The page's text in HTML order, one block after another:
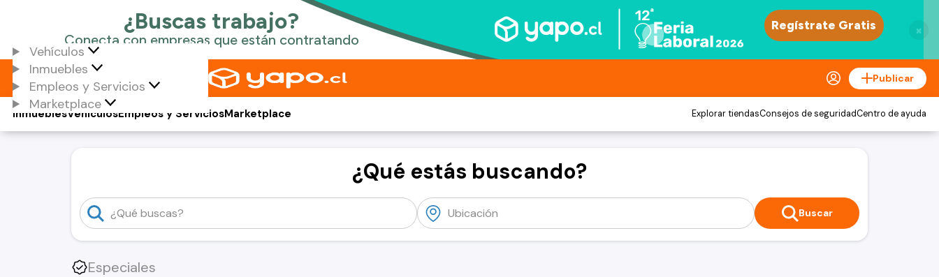
×
Vehículos
Inmuebles
Empleos y Servicios
Marketplace
Publicar
Vehículos
Inmuebles Empleos y ServiciosMarketplace Explorar tiendasConsejos de seguridadCentro de ayuda
¿Qué estás buscando?
Buscar
Especiales